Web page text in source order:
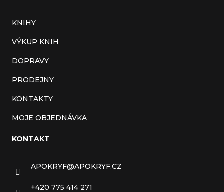
KNIHY
VÝKUP KNIH
DOPRAVY
PRODEJNY
KONTAKTY
MOJE OBJEDNÁVKA
KONTAKT
APOKRYF@APOKRYF.CZ
+420 775 414 271